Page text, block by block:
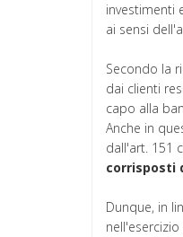
investimenti
ai sensi
Secondo la
dai clienti
capo alla
Anche in
dall'art. 151
corrisposti
Dunque, in